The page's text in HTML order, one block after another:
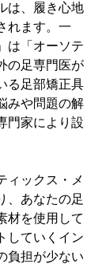
は、履き心地
れます。一
は「オーソテ
の足専門医が
る足部矯正具
みや問題の解
門家により設
ィックス・メ
、あなたの足
材を使用して
していくイン
負担が少ない